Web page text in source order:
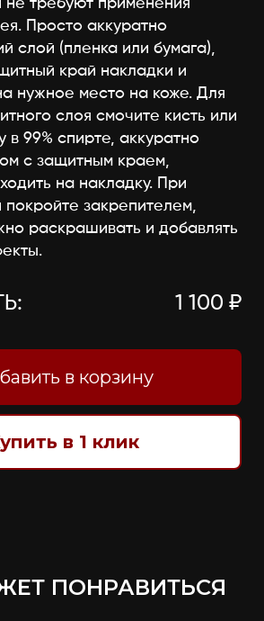
не требуют применения
Просто аккуратно
слой (пленка или бумага),
край накладки и
нужное место на коже. Для
слоя смочите кисть или
в 99% спирте, аккуратно
с защитным краем,
на накладку. При
покройте закрепителем,
раскрашивать и добавлять
1 100 ₽
в корзину
в 1 клик
ПОНРАВИТЬСЯ